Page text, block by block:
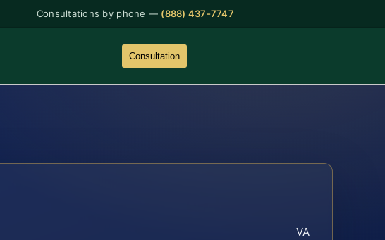
Consultations by phone — (888) 437-7747
Consultation
VA